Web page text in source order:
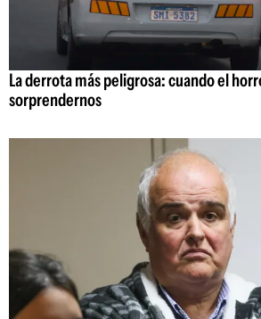
La derrota más peligrosa: cuando el
sorprendernos